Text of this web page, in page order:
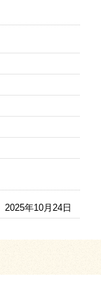
2025年10月24日